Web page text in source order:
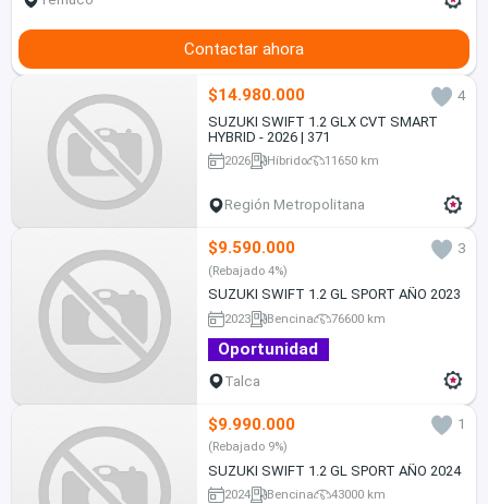
Contactar ahora
$14.980.000
4
SUZUKI SWIFT 1.2 GLX CVT SMART
HYBRID - 2026 | 371
2026 Híbrido 11650 km
Región Metropolitana
$9.590.000 3
(Rebajado 4%)
SUZUKI SWIFT 1.2 GL SPORT AÑO 2023
2023 Bencina 76600 km
Oportunidad
Talca
$9.990.000 1
(Rebajado 9%)
SUZUKI SWIFT 1.2 GL SPORT AÑO 2024
2024 Bencina 43000 km